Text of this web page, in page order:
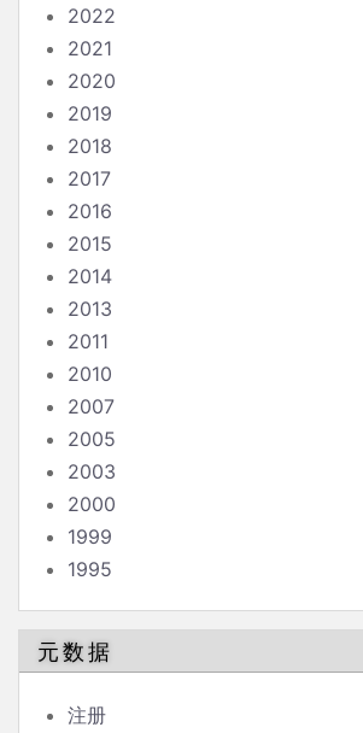
2022
2021
2020
2019
2018
2017
2016
2015
2014
2013
2011
2010
2007
2005
2003
2000
1999
1995
元数据
注册